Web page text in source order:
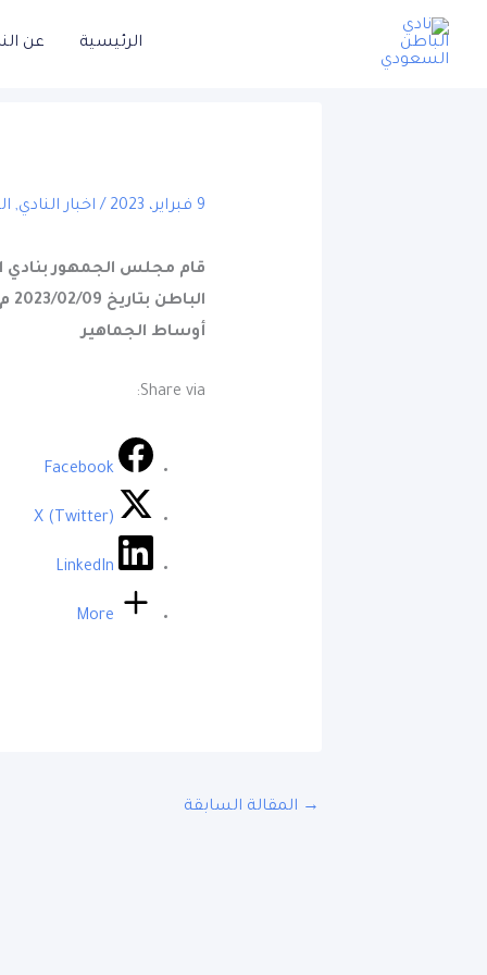
تخطي
الرئيسية عن
9 فبراير، 2023 / اخبار النادي,
قام مجلس الجمهور بنادي
أوساط الجماهير
Share via:
Facebook
X (Twitter)
LinkedIn
More
→ المقالة السابقة